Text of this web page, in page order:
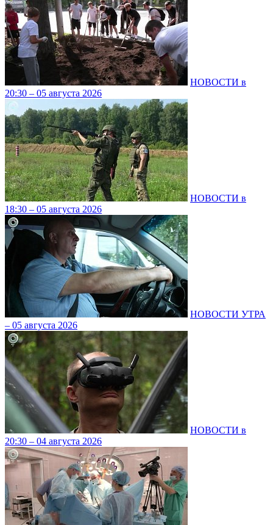
НОВОСТИ в
20:30 – 05 августа 2026
НОВОСТИ в
18:30 – 05 августа 2026
НОВОСТИ УТРА
– 05 августа 2026
НОВОСТИ в
20:30 – 04 августа 2026